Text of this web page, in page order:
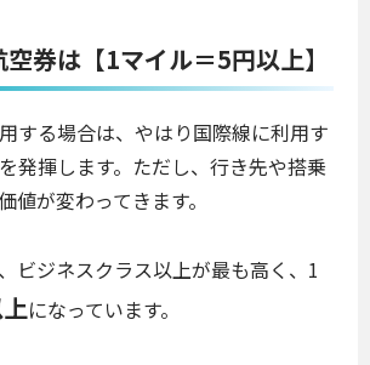
券は【1マイル＝5円以上】
する場合は、やはり国際線に利用す
発揮します。ただし、行き先や搭乗
値が変わってきます。
ビジネスクラス以上が最も高く、1
になっています。